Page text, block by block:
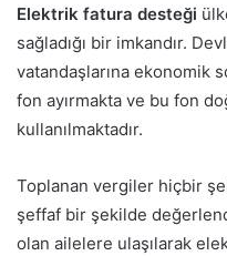
Elektrik fatura desteği
sağladığı bir imkandır.
vatandaşlarına ekonomik
fon ayırmakta ve bu fon
kullanılmaktadır.
Toplanan vergiler hiçbir
şeffaf bir şekilde
olan ailelere ulaşılarak